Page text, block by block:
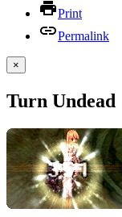
Print
Permalink
×
Turn Undead